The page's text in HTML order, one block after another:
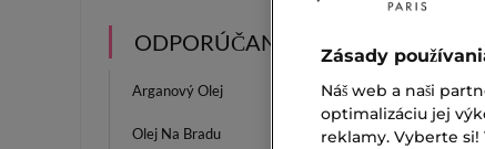
ODPORÚČANIA
Arganový Olej
Olej Na Bradu
Zásady
Náš web a naši
optimalizáciu jej
reklamy. Vyberte si!